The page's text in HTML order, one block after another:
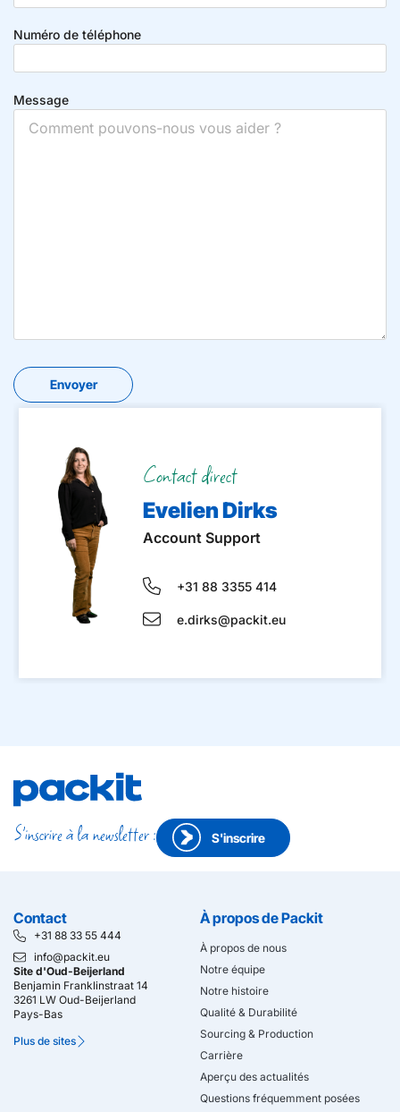
Contact direct
Evelien Dirks
Account Support
+31 88 3355 414
e.dirks@packit.eu
Numéro de téléphone
Message
S'inscrire à la newsletter : S'inscrire
Contact
+31 88 33 55 444
info@packit.eu
Site d'Oud-Beijerland
Benjamin Franklinstraat 14
3261 LW Oud-Beijerland
Pays-Bas
Plus de sites
À propos de Packit
À propos de nous
Notre équipe
Notre histoire
Qualité & Durabilité
Sourcing & Production
Carrière
Aperçu des actualités
Questions fréquemment posées